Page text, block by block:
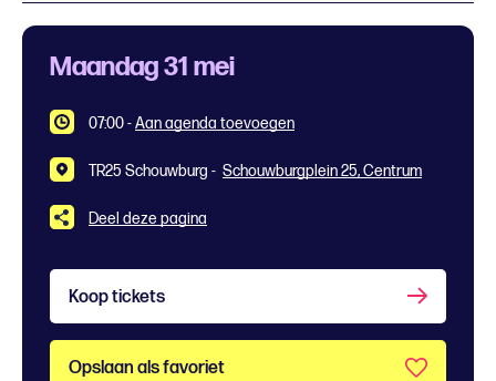
Maandag 31 mei
07:00-Aan agenda toevoegen
TR25 Schouwburg - Schouwburgplein 25, Centrum
Deel deze pagina
Koop tickets
Opslaan als favoriet